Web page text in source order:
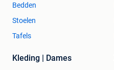
Bedden
Stoelen
Tafels
Kleding | Dames